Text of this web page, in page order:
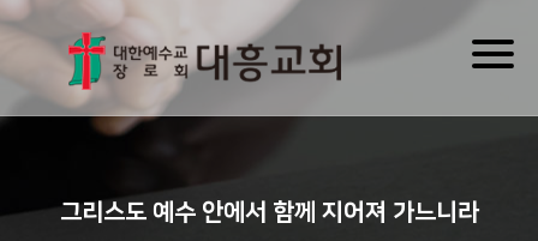
그리스도 예수 안에서 함께 지어져 가느니라